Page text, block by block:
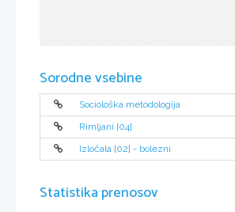
Sorodne vsebine
Sociološka metodologija
Rimljani [04]
Izločala [02] - bolezni
Statistika prenosov